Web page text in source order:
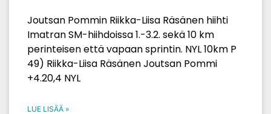
Joutsan Pommin Riikka-Liisa Räsänen hiihti
Imatran SM-hiihdoissa 1.-3.2. sekä 10 km
perinteisen että vapaan sprintin. NYL 10km P
49) Riikka-Liisa Räsänen Joutsan Pommi
+4.20,4 NYL
LUE LISÄÄ »